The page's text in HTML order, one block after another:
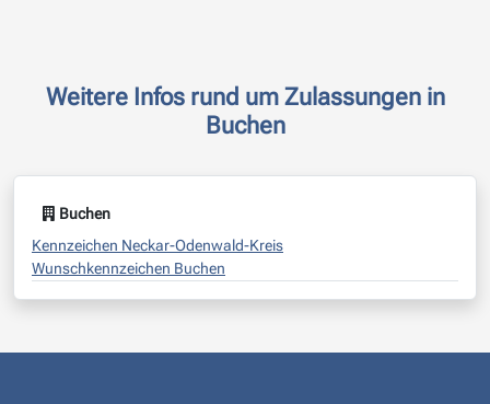
Weitere Infos rund um Zulassungen in
Buchen
Buchen
Kennzeichen Neckar-Odenwald-Kreis
Wunschkennzeichen Buchen